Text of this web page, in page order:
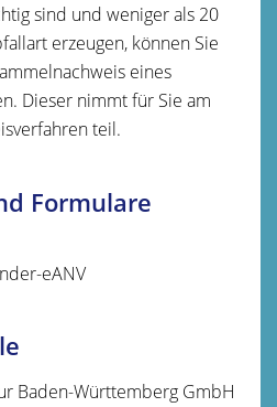
sind und weniger als 20
erzeugen, können Sie
eines
Dieser nimmt für Sie am
teil.
Formulare
eANV
Baden-Württemberg GmbH